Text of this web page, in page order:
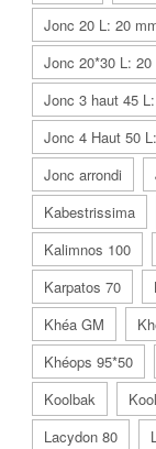
Jonc 20 L: 20
Jonc 20*30 L:
Jonc 3 haut 45
Jonc 4 Haut 50
Jonc arrondi
Kabestrissima
Kalimnos 100
Karpatos 70
Khéa GM
Khéops 95*50
Koolbak
Lacydon 80